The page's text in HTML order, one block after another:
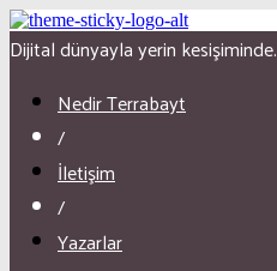
Dijital dünyayla yerin kesişiminde.
Nedir Terrabayt
/
İletişim
/
Yazarlar